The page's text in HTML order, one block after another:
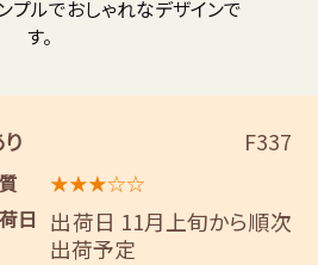
プルでおしゃれなデザインで
す。
F337
★★★☆☆
日
出荷日 11月上旬から順次
出荷予定